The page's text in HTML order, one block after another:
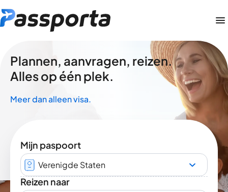
Plannen, aanvragen, reizen.
Alles op één plek.
Meer dan alleen visa.
Mijn paspoort
Verenigde Staten
Reizen naar